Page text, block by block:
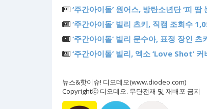
‘주간아이돌’ 원어스, 방탄소년단 ‘피 땀
‘주간아이돌’ 빌리 츠키, 직캠 조회수
‘주간아이돌’ 빌리 문수아, 표정 장인 츠
‘주간아이돌’ 빌리, 엑소 ‘Love Shot’
뉴스&핫이슈! 디오데오(www.diodeo.com)
Copyrightⓒ 디오데오. 무단전재 및 재배포 금지